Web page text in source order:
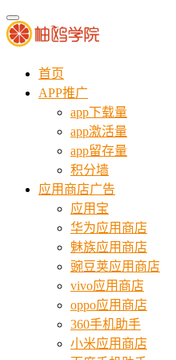
首页
APP推广
app下载量
app激活量
app留存量
积分墙
应用商店广告
应用宝
华为应用商店
魅族应用商店
豌豆荚应用商店
vivo应用商店
oppo应用商店
360手机助手
小米应用商店